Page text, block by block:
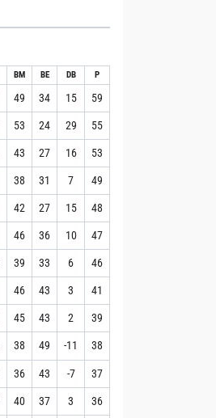
BM BE DB P
49 34 15 59
53 24 29 55
43 27 16 53
38 31 7 49
42 27 15 48
46 36 10 47
39 33 6 46
46 43 3 41
45 43 2 39
38 49 -11 38
36 43 -7 37
40 37 3 36